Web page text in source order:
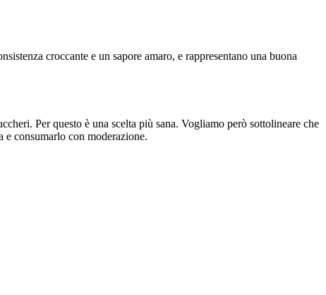
croccante e un sapore amaro, e rappresentano una buona
Per questo è una scelta più sana. Vogliamo però sottolineare che
consumarlo con moderazione.